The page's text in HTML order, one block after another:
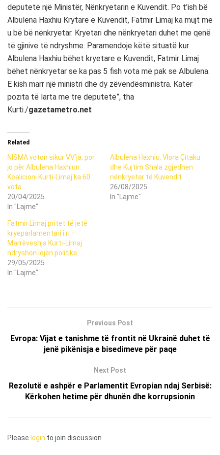
deputetë një Ministër, Nënkryetarin e Kuvendit. Po t’ish bë
Albulena Haxhiu Krytare e Kuvendit, Fatmir Limaj ka mujt me
u bë bë nënkryetar. Kryetari dhe nënkryetari duhet me qenë
të gjinive të ndryshme. Paramendoje këtë situatë kur
Albulena Haxhiu bëhet kryetare e Kuvendit, Fatmir Limaj
bëhet nënkryetar se ka pas 5 fish vota më pak se Albulena.
E kish marr një ministri dhe dy zëvendësministra. Katër
pozita të larta me tre deputetë”, tha
Kurti./gazetametro.net
Related
NISMA voton sikur VV’ja, por
jo për Albulena Haxhiun:
Koalicioni Kurti-Limaj ka 60
vota
20/04/2025
In "Lajme"
Albulena Haxhiu, Vlora Çitaku
dhe Kujtim Shala zgjedhen
nënkryetar të Kuvendit
26/08/2025
In "Lajme"
Fatmir Limaj pritet të jetë
kryeparlamentari i ri –
Marrëveshja Kurti-Limaj
ndryshon lojën politike
29/05/2025
In "Lajme"
Previous Post
Evropa: Vijat e tanishme të frontit në Ukrainë duhet të
jenë pikënisja e bisedimeve për paqe
Next Post
Rezolutë e ashpër e Parlamentit Evropian ndaj Serbisë:
Kërkohen hetime për dhunën dhe korrupsionin
Please login to join discussion